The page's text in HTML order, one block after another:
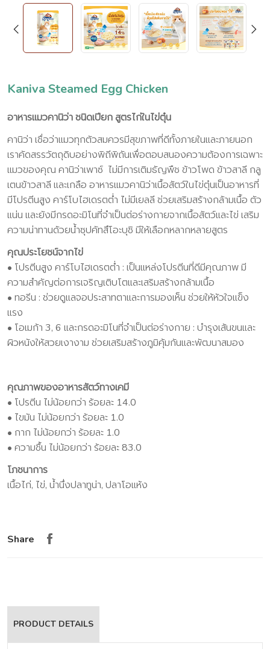
Kaniva Steamed Egg Chicken
อาหารแมวคานิว่า ชนิดเปียก สูตรไก่ในไข่ตุ๋น
คานิว่า เชื่อว่าแมวทุกตัวสมควรมีสุขภาพที่ดีทั้งภายในและภายนอก
เราคัดสรรวัตถุดิบอย่างพิถีพิถันเพื่อตอบสนองความต้องการเฉพาะ
แมวของคุณ คานิว่าเพาซ์ ไม่มีการเติมธัญพืช ข้าวโพด ข้าวสาลี กลู
เตนข้าวสาลี และเกลือ อาหารแมวคานิว่าเนื้อสัตว์ในไข่ตุ๋นเป็นอาหารที่
มีโปรตีนสูง คาร์โบไฮเดรตต่ำ ไม่มีเยลลี ช่วยเสริมสร้างกล้ามเนื้อ ตัว
แน่น และยังมีกรดอะมิโนที่จำเป็นต่อร่างกายจากเนื้อสัตว์และไข่ เสริม
ความน่าทานด้วยน้ำซุปคัทสึโอะบุชิ มีให้เลือกหลากหลายสูตร
คุณประโยชน์จากไข่
• โปรตีนสูง คาร์โบไฮเดรตต่ำ : เป็นแหล่งโปรตีนที่ดีมีคุณภาพ มี
ความสำคัญต่อการเจริญเติบโตและเสริมสร้างกล้ามเนื้อ
• ทอรีน : ช่วยดูแลจอประสาทตาและการมองเห็น ช่วยให้หัวใจแข็ง
แรง
• โอเมก้า 3, 6 และกรดอะมิโนที่จำเป็นต่อร่างกาย : บำรุงเส้นขนและ
ผิวหนังให้สวยเงางาม ช่วยเสริมสร้างภูมิคุ้มกันและพัฒนาสมอง
คุณภาพของอาหารสัตว์ทางเคมี
• โปรตีน ไม่น้อยกว่า ร้อยละ 14.0
• ไขมัน ไม่น้อยกว่า ร้อยละ 1.0
• กาก ไม่น้อยกว่า ร้อยละ 1.0
• ความชื้น ไม่น้อยกว่า ร้อยละ 83.0
โภชนาการ
เนื้อไก่, ไข่, น้ำนึ่งปลาทูน่า, ปลาโอแห้ง
Share
PRODUCT DETAILS